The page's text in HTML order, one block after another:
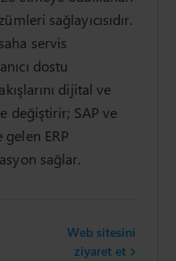
sağlayıcısıdır.
servis
dostu
dijital ve
değiştirir; SAP ve
ERP
sağlar.
Web sitesini
ziyaret et